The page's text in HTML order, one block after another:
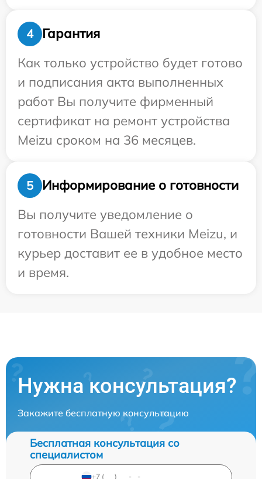
4
Гарантия
Как только устройство будет готово
и подписания акта выполненных
работ Вы получите фирменный
сертификат на ремонт устройства
Meizu сроком на 36 месяцев.
5
Информирование о готовности
Вы получите уведомление о
готовности Вашей техники Meizu, и
курьер доставит ее в удобное место
и время.
Нужна консультация?
Закажите бесплатную консультацию
Бесплатная консультация со
специалистом